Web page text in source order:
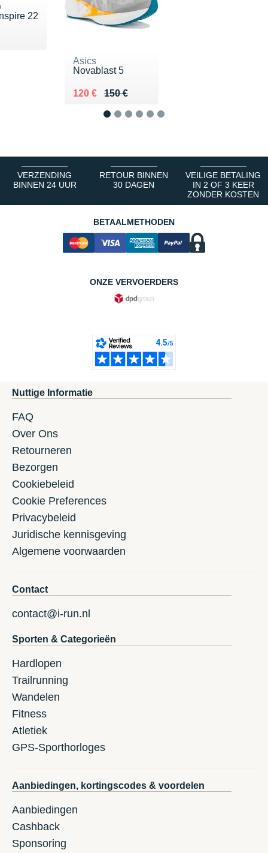
22
Asics
Novablast 5
150 €
Au lieu de 150 €
120 €
Vendu 120 €
VERZENDING
BINNEN 24 UUR
RETOUR BINNEN
30 DAGEN
VEILIGE BETALING
IN 2 OF 3 KEER
ZONDER KOSTEN
BETAALMETHODEN
ONZE VERVOERDERS
Nuttige Informatie
FAQ
Over Ons
Retourneren
Bezorgen
Cookiebeleid
Cookie Preferences
Privacybeleid
Juridische kennisgeving
Algemene voorwaarden
Contact
contact@i-run.nl
Sporten & Categorieën
Hardlopen
Trailrunning
Wandelen
Fitness
Atletiek
GPS-Sporthorloges
Aanbiedingen, kortingscodes & voordelen
Aanbiedingen
Cashback
Sponsoring